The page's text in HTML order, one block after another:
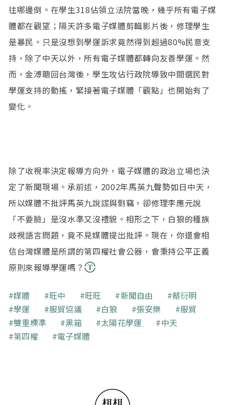
往哪邊倒。在學生318佔領立法院當晚，幾乎所有電子媒
體都在觀望；隔天許多電子媒體剪輯影片後，修理學生
是暴民。只是沒想到學運訴求竟然得到超過80%民意支
持，除了中天以外，所有電子媒體都轉向友善學運。然
而，金溥聰回台灣後，學生攻佔行政院導致中間選民對
學運支持的動搖，緊接著電子媒體「觀點」也開始有了
變化。
除了收視率決定報導方向外，電子媒體的政治立場也決
定了新聞現場。承前述，2002年馬英九聲勢如日中天，
所以媒體不批評馬英九說謊與剽竊，卻修理李應元說
「不要臉」是沒水準又沒禮貌。相形之下，白狼的種族
歧視語言問題，竟不見媒體提出批評。現在，你還會相
信台灣媒體是所謂的第四權社會公器，會秉持公平正義
原則來報導學運嗎？
關鍵字
媒體 旺中 旺旺 新聞自由
蔡衍明
學運
服貿協議 白狼 張安樂
服貿
雙重標準
黑箱 太陽花學運
中天
第四權
電子媒體